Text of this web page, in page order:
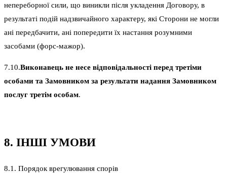
непереборної сили, що виникли після укладення Договору, в
результаті подій надзвичайного характеру, які Сторони не могли
ані передбачити, ані попередити їх настання розумними
засобами (форс-мажор).
7.10.Виконавець не несе відповідальності перед третіми
особами та Замовником за результати надання Замовником
послуг третім особам.
8. ІНШІ УМОВИ
8.1. Порядок врегулювання спорів